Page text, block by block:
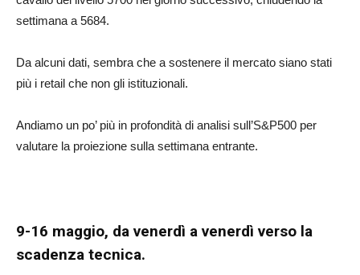
settimana a 5684.
Da alcuni dati, sembra che a sostenere il mercato siano stati
più i retail che non gli istituzionali.
Andiamo un po’ più in profondità di analisi sull’S&P500 per
valutare la proiezione sulla settimana entrante.
9-16 maggio, da venerdì a venerdì verso la
scadenza tecnica.